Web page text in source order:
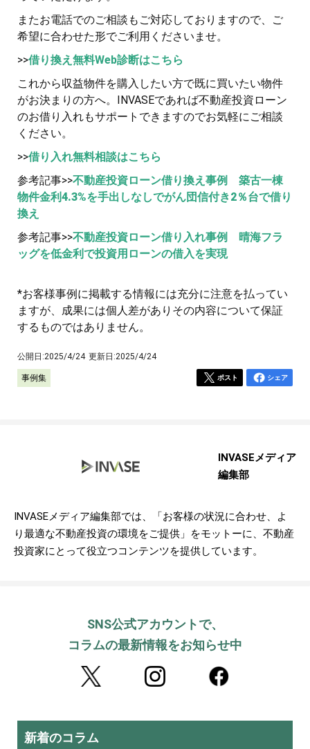
またお電話でのご相談もご対応しておりますので、ご
希望に合わせた形でご利用くださいませ。
>>借り換え無料Web診断はこちら
これから収益物件を購入したい方で既に買いたい物件
がお決まりの方へ。INVASEであれば不動産投資ローン
のお借り入れもサポートできますのでお気軽にご相談
ください。
>>借り入れ無料相談はこちら
参考記事>>不動産投資ローン借り換え事例 築古一棟
物件金利4.3%を手出しなしでがん団信付き2％台で借り
換え
参考記事>>不動産投資ローン借り入れ事例 晴海フラ
ッグを低金利で投資用ローンの借入を実現
*お客様事例に掲載する情報には充分に注意を払ってい
ますが、成果には個人差がありその内容について保証
するものではありません。
公開日:2025/4/24 更新日:2025/4/24
事例集 ポスト シェア
INVASEメディア
編集部
INVASEメディア編集部では、「お客様の状況に合わせ、よ
り最適な不動産投資の環境をご提供」をモットーに、不動産
投資家にとって役立つコンテンツを提供しています。
SNS公式アカウントで、
コラムの最新情報をお知らせ中
新着のコラム